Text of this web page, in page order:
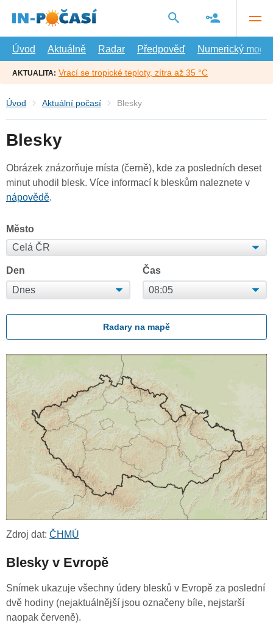
hlavní
Úvod
Aktuálně Radar Předpověď Numerický model
AKTUALITA: Vrací se tropické teploty, zítra až 35 °C
Úvod Aktuální počasí Blesky
Blesky
Obrázek znázorňuje místa (černě), kde za posledních deset
minut uhodil blesk. Více informací k bleskům naleznete v
nápovědě.
Město
Den Čas
Radary na mapě
Zdroj dat: ČHMÚ
Blesky v Evropě
Snímek ukazuje všechny údery blesků v Evropě za poslední
dvě hodiny (nejaktuálnější jsou označeny bíle, nejstarší
naopak červeně).